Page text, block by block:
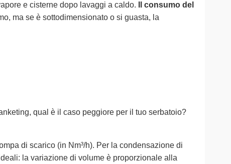
e cisterne dopo lavaggi a caldo.
Il consumo del
ma se è sottodimensionato o si guasta, la
qual è il caso peggiore per il tuo serbatoio?
di scarico (in Nm³/h). Per la condensazione di
la variazione di volume è proporzionale alla